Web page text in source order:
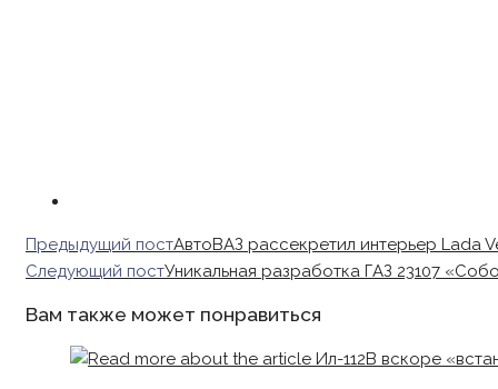
Read
more
Предыдущий постАвтоВАЗ рассекретил интерьер Lada
Следующий постУникальная разработка ГАЗ 23107
Вам также может понравиться